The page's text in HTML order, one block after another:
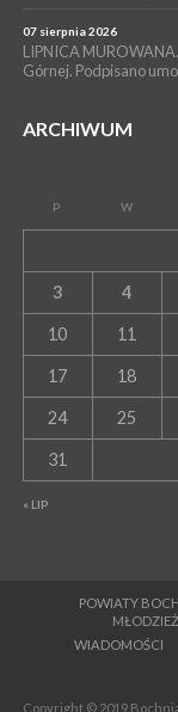
07 sierpnia 2026
LIPNICA
Górnej. Podpisano
ARCHIWUM
P W
« LIP
3 4
10 11
17 18
24 25
31
POWIATY
WIADOMOŚCI
Copyright © 2019